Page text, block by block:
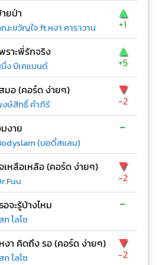
ยป่า
ะขวัญใจ ft.หงา คาราวาน
▲
+1
ราะพี่รักจริง
ง บีเคแบนด์
▲
+5
มอ (คอร์ด ง่ายๆ)
ษ์สิทธิ์ คำภีร์
▼
-2
งาย
(บอดี้สแลม)
-
เหลือเหลือ (คอร์ด ง่ายๆ) ▼
-2
อจะรู้บ้างไหม
ก โลโซ
-
งา คิดถึง รอ (คอร์ด ง่ายๆ)
ก โลโซ
▼
-2